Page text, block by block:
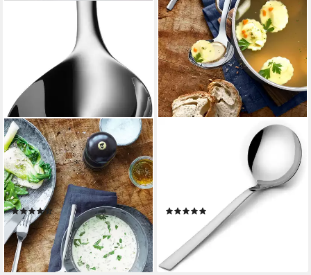
WMF
Soßenlöffel Nuova,
Schöpflöffel, Cromargan
Edelstahl rostfrei 18/10,
Geschenkverpackung
(4)
14,22 € UVP19,99 €
-29%
lieferbar - in 1-2 Werktagen bei dir
Schöpflöffel Nuova,
Füllmenge 80 ml, Cromargan
Geschenkverpackung
(4)
UVP22,99 €
-19%
lieferbar - in 1-2 Werktagen bei dir